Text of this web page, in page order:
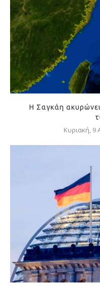
Η Σαγκάη
Κυριακή, 9